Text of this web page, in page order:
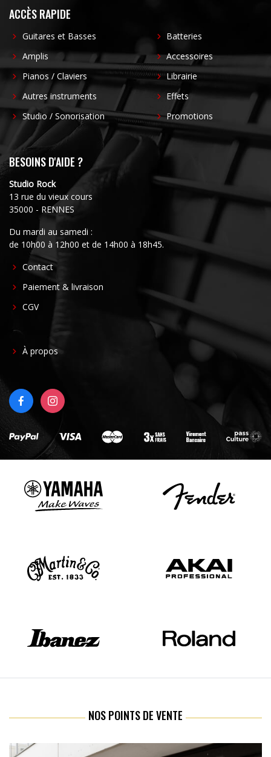
ACCÈS RAPIDE
Guitares et Basses
Amplis
Pianos / Claviers
Autres instruments
Studio / Sonorisation
Batteries
Accessoires
Librairie
Effets
Promotions
BESOINS D'AIDE ?
Studio Rock
13 rue du vieux cours
35000 - RENNES
Du mardi au samedi :
de 10h00 à 12h00 et de 14h00 à 18h45.
FOOTER
CENTER
Contact
Paiement & livraison
CGV
FOOTER
À propos
FACEBOOKINSTAGRAM
NOS POINTS DE VENTE